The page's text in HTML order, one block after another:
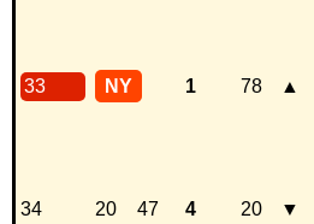
33 NY 1 78 ▲
34 20 47 4 20 ▼